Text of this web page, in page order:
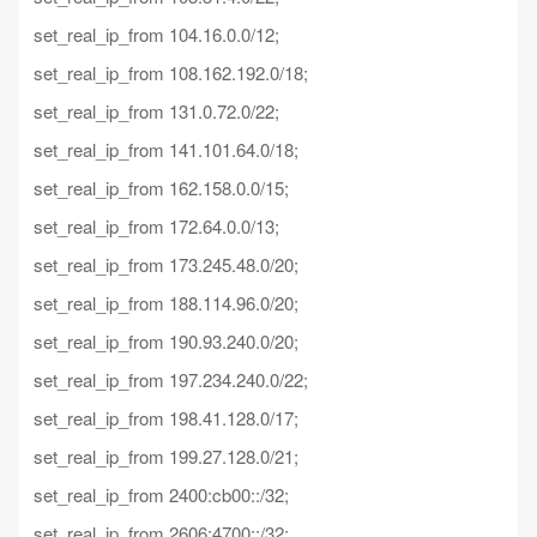
set_real_ip_from 104.16.0.0/12;
set_real_ip_from 108.162.192.0/18;
set_real_ip_from 131.0.72.0/22;
set_real_ip_from 141.101.64.0/18;
set_real_ip_from 162.158.0.0/15;
set_real_ip_from 172.64.0.0/13;
set_real_ip_from 173.245.48.0/20;
set_real_ip_from 188.114.96.0/20;
set_real_ip_from 190.93.240.0/20;
set_real_ip_from 197.234.240.0/22;
set_real_ip_from 198.41.128.0/17;
set_real_ip_from 199.27.128.0/21;
set_real_ip_from 2400:cb00::/32;